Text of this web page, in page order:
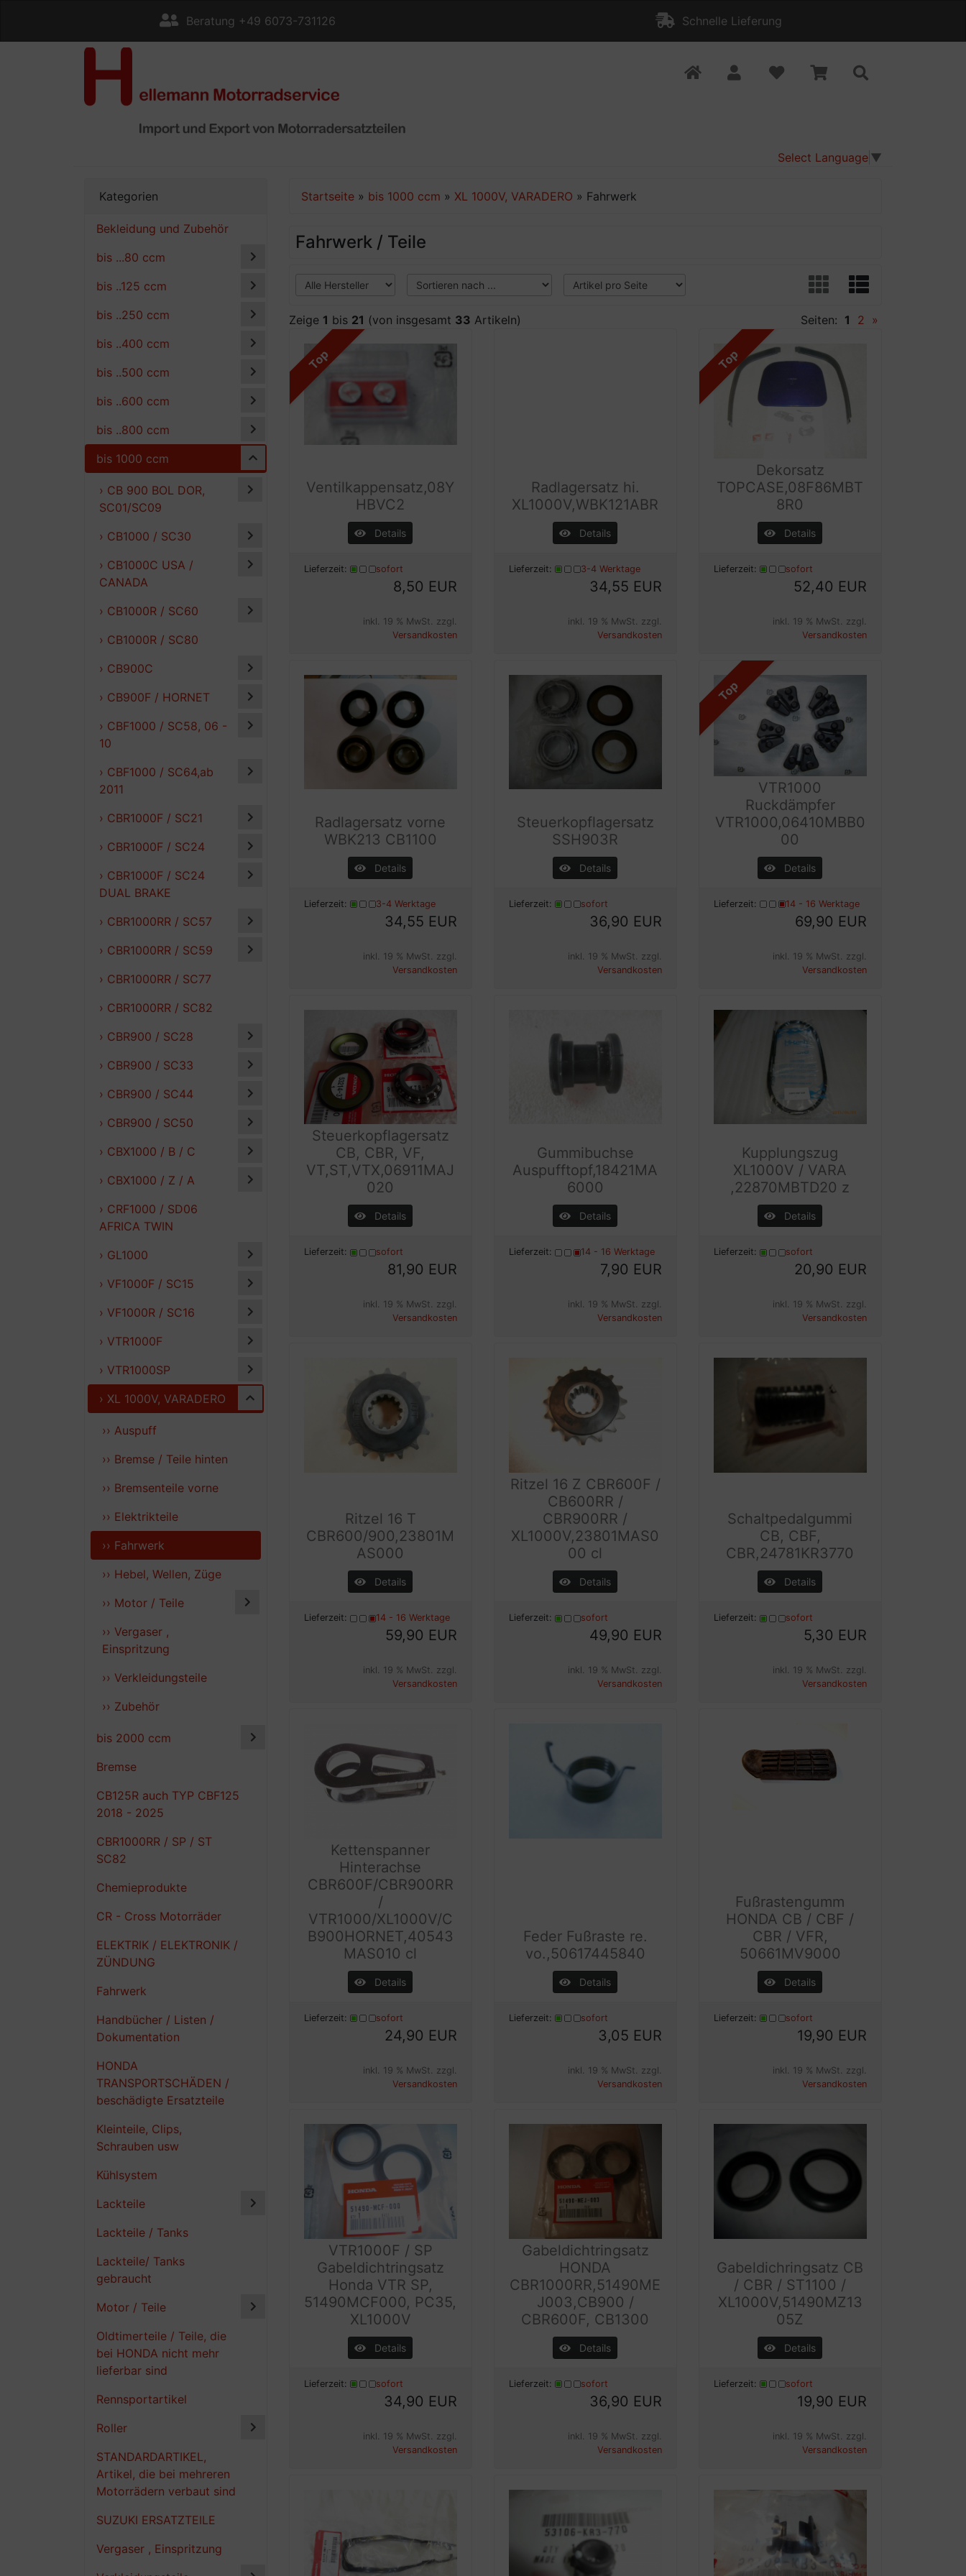
Beratung +49 6073-731126 Schnelle Lieferung
Select Language ▼
Kategorien
Bekleidung und Zubehör
bis ...80 ccm
bis ..125 ccm
bis ..250 ccm
bis ..400 ccm
bis ..500 ccm
bis ..600 ccm
bis ..800 ccm
bis 1000 ccm
› CB 900 BOL DOR,
SC01/SC09
› CB1000 / SC30
› CB1000C USA /
CANADA
› CB1000R / SC60
› CB1000R / SC80
› CB900C
› CB900F / HORNET
› CBF1000 / SC58, 06 -
10
› CBF1000 / SC64,ab
2011
› CBR1000F / SC21
› CBR1000F / SC24
› CBR1000F / SC24
DUAL BRAKE
› CBR1000RR / SC57
› CBR1000RR / SC59
› CBR1000RR / SC77
› CBR1000RR / SC82
› CBR900 / SC28
› CBR900 / SC33
› CBR900 / SC44
› CBR900 / SC50
› CBX1000 / B / C
› CBX1000 / Z / A
› CRF1000 / SD06
AFRICA TWIN
› GL1000
› VF1000F / SC15
› VF1000R / SC16
› VTR1000F
› VTR1000SP
› XL 1000V, VARADERO
›› Auspuff
›› Bremse / Teile hinten
›› Bremsenteile vorne
›› Elektrikteile
›› Fahrwerk
›› Hebel, Wellen, Züge
›› Motor / Teile
›› Vergaser ,
Einspritzung
›› Verkleidungsteile
›› Zubehör
bis 2000 ccm
Bremse
CB125R auch TYP CBF125
2018 - 2025
CBR1000RR / SP / ST
SC82
Chemieprodukte
CR - Cross Motorräder
ELEKTRIK / ELEKTRONIK /
ZÜNDUNG
Fahrwerk
Handbücher / Listen /
Dokumentation
HONDA
TRANSPORTSCHÄDEN /
beschädigte Ersatzteile
Kleinteile, Clips,
Schrauben usw
Kühlsystem
Lackteile
Lackteile / Tanks
Lackteile/ Tanks
gebraucht
Motor / Teile
Oldtimerteile / Teile, die
bei HONDA nicht mehr
lieferbar sind
Rennsportartikel
Roller
STANDARDARTIKEL,
Artikel, die bei mehreren
Motorrädern verbaut sind
SUZUKI ERSATZTEILE
Vergaser , Einspritzung
Startseite » bis 1000 ccm » XL 1000V, VARADERO » Fahrwerk
Fahrwerk / Teile
Zeige 1 bis 21 (von insgesamt 33 Artikeln) Seiten: 1 2 »
Top
Ventilkappensatz,08Y
HBVC2
Details
Lieferzeit: sofort
8,50 EUR
inkl. 19 % MwSt. zzgl.
Versandkosten
Radlagersatz hi.
XL1000V,WBK121ABR
Details
Lieferzeit: 3-4 Werktage
34,55 EUR
inkl. 19 % MwSt. zzgl.
Versandkosten
Top
Dekorsatz
TOPCASE,08F86MBT
8R0
Details
Lieferzeit: sofort
52,40 EUR
inkl. 19 % MwSt. zzgl.
Versandkosten
Radlagersatz vorne
WBK213 CB1100
Details
Lieferzeit: 3-4 Werktage
34,55 EUR
inkl. 19 % MwSt. zzgl.
Versandkosten
Steuerkopflagersatz
SSH903R
Details
Lieferzeit: sofort
36,90 EUR
inkl. 19 % MwSt. zzgl.
Versandkosten
Top
VTR1000
Ruckdämpfer
VTR1000,06410MBB0
00
Details
Lieferzeit: 14 - 16 Werktage
69,90 EUR
inkl. 19 % MwSt. zzgl.
Versandkosten
Steuerkopflagersatz
CB, CBR, VF,
VT,ST,VTX,06911MAJ
020
Details
Lieferzeit: sofort
81,90 EUR
inkl. 19 % MwSt. zzgl.
Versandkosten
Gummibuchse
Auspufftopf,18421MA
6000
Details
Lieferzeit: 14 - 16 Werktage
7,90 EUR
inkl. 19 % MwSt. zzgl.
Versandkosten
Kupplungszug
XL1000V / VARA
,22870MBTD20 z
Details
Lieferzeit: sofort
20,90 EUR
inkl. 19 % MwSt. zzgl.
Versandkosten
Ritzel 16 T
CBR600/900,23801M
AS000
Details
Lieferzeit: 14 - 16 Werktage
59,90 EUR
inkl. 19 % MwSt. zzgl.
Versandkosten
Ritzel 16 Z CBR600F /
CB600RR /
CBR900RR /
XL1000V,23801MAS0
00 cl
Details
Lieferzeit: sofort
49,90 EUR
inkl. 19 % MwSt. zzgl.
Versandkosten
Schaltpedalgummi
CB, CBF,
CBR,24781KR3770
Details
Lieferzeit: sofort
5,30 EUR
inkl. 19 % MwSt. zzgl.
Versandkosten
Kettenspanner
Hinterachse
CBR600F/CBR900RR
/
VTR1000/XL1000V/C
B900HORNET,40543
MAS010 cl
Details
Lieferzeit: sofort
24,90 EUR
inkl. 19 % MwSt. zzgl.
Versandkosten
Feder Fußraste re.
vo.,50617445840
Details
Lieferzeit: sofort
3,05 EUR
inkl. 19 % MwSt. zzgl.
Versandkosten
Fußrastengumm
HONDA CB / CBF /
CBR / VFR,
50661MV9000
Details
Lieferzeit: sofort
19,90 EUR
inkl. 19 % MwSt. zzgl.
Versandkosten
VTR1000F / SP
Gabeldichtringsatz
Honda VTR SP,
51490MCF000, PC35,
XL1000V
Details
Lieferzeit: sofort
34,90 EUR
inkl. 19 % MwSt. zzgl.
Versandkosten
Gabeldichtringsatz
HONDA
CBR1000RR,51490ME
J003,CB900 /
CBR600F, CB1300
Details
Lieferzeit: sofort
36,90 EUR
inkl. 19 % MwSt. zzgl.
Versandkosten
Gabeldichringsatz CB
/ CBR / ST1100 /
XL1000V,51490MZ13
05Z
Details
Lieferzeit: sofort
19,90 EUR
inkl. 19 % MwSt. zzgl.
Versandkosten